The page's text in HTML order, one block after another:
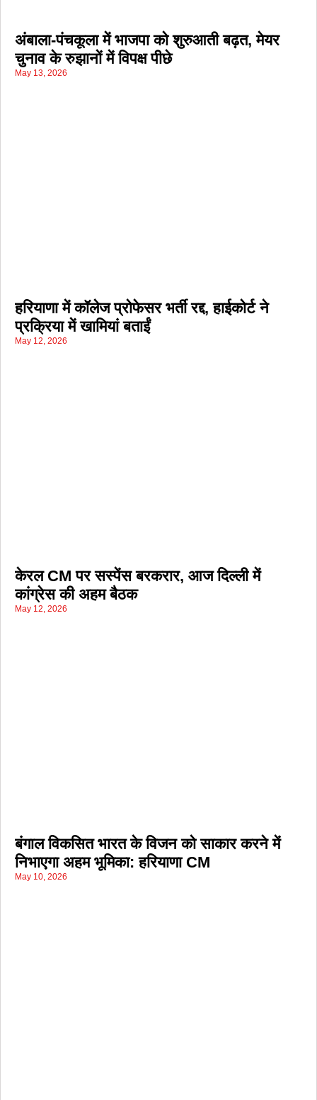
अंबाला-पंचकूला में भाजपा को शुरुआती बढ़त, मेयर
चुनाव के रुझानों में विपक्ष पीछे
May 13, 2026
हरियाणा में कॉलेज प्रोफेसर भर्ती रद्द, हाईकोर्ट ने
प्रक्रिया में खामियां बताईं
May 12, 2026
केरल CM पर सस्पेंस बरकरार, आज दिल्ली में
कांग्रेस की अहम बैठक
May 12, 2026
बंगाल विकसित भारत के विजन को साकार करने में
निभाएगा अहम भूमिका: हरियाणा CM
May 10, 2026